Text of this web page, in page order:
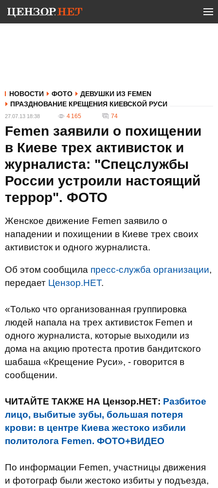
НОВОСТИ ФОТО
ДЕВУШКИ ИЗ FEMEN
ПРАЗДНОВАНИЕ КРЕЩЕНИЯ КИЕВСКОЙ РУСИ
27.07.13 18:38 4 165 74
Femen заявили о похищении
в Киеве трех активисток и
журналиста: "Спецслужбы
России устроили настоящий
террор". ФОТО
Женское движение Femen заявило о
нападении и похищении в Киеве трех своих
активисток и одного журналиста.
Об этом сообщила пресс-служба организации,
передает Цензор.НЕТ.
«Только что организованная группировка
людей напала на трех активисток Femen и
одного журналиста, которые выходили из
дома на акцию протеста против бандитского
шабаша «Крещение Руси», - говорится в
сообщении.
ЧИТАЙТЕ ТАКЖЕ НА Цензор.НЕТ: Разбитое
лицо, выбитые зубы, большая потеря
крови: в центре Киева жестоко избили
политолога Femen. ФОТО+ВИДЕО
По информации Femen, участницы движения
и фотограф были жестоко избиты у подъезда,